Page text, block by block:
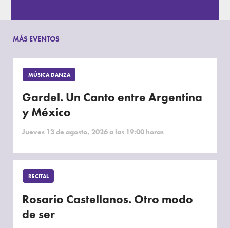
MÁS EVENTOS
MÚSICA DANZA
Gardel. Un Canto entre Argentina
y México
Jueves 13 de agosto, 2026 a las 19:00 horas
RECITAL
Rosario Castellanos. Otro modo
de ser